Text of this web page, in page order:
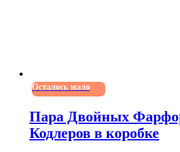
Осталось мало
Пара Двойных
Кодлеров в коробке